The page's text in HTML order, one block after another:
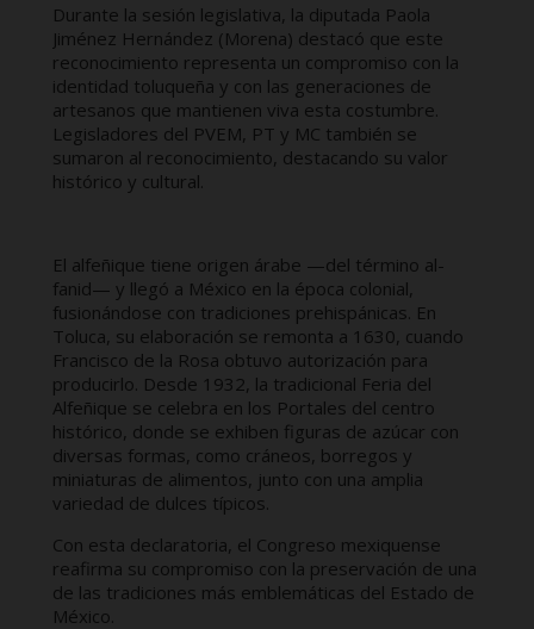
Durante la sesión legislativa, la diputada Paola
Jiménez Hernández (Morena) destacó que este
reconocimiento representa un compromiso con la
identidad toluqueña y con las generaciones de
artesanos que mantienen viva esta costumbre.
Legisladores del PVEM, PT y MC también se
sumaron al reconocimiento, destacando su valor
histórico y cultural.
El alfeñique tiene origen árabe —del término al-
fanid— y llegó a México en la época colonial,
fusionándose con tradiciones prehispánicas. En
Toluca, su elaboración se remonta a 1630, cuando
Francisco de la Rosa obtuvo autorización para
producirlo. Desde 1932, la tradicional Feria del
Alfeñique se celebra en los Portales del centro
histórico, donde se exhiben figuras de azúcar con
diversas formas, como cráneos, borregos y
miniaturas de alimentos, junto con una amplia
variedad de dulces típicos.
Con esta declaratoria, el Congreso mexiquense
reafirma su compromiso con la preservación de una
de las tradiciones más emblemáticas del Estado de
México.